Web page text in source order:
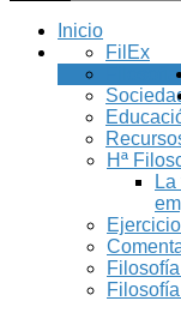
Inicio
FilEx
Filosofía
Hª